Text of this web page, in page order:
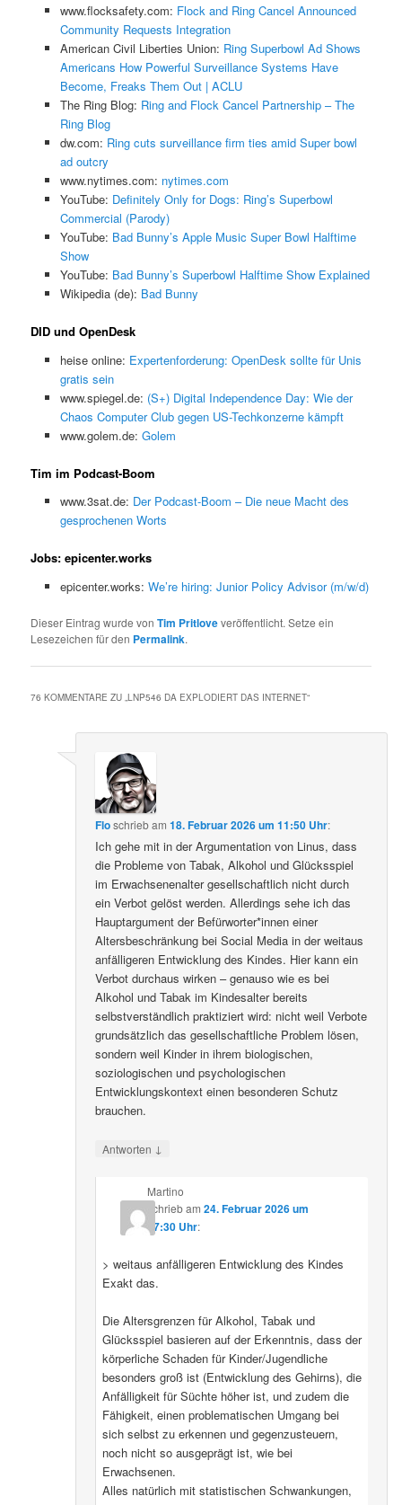
www.flocksafety.com: Flock and Ring Cancel Announced
Community Requests Integration
American Civil Liberties Union: Ring Superbowl Ad Shows
Americans How Powerful Surveillance Systems Have
Become, Freaks Them Out | ACLU
The Ring Blog: Ring and Flock Cancel Partnership – The
Ring Blog
dw.com: Ring cuts surveillance firm ties amid Super bowl
ad outcry
www.nytimes.com: nytimes.com
YouTube: Definitely Only for Dogs: Ring’s Superbowl
Commercial (Parody)
YouTube: Bad Bunny’s Apple Music Super Bowl Halftime
Show
YouTube: Bad Bunny’s Superbowl Halftime Show Explained
Wikipedia (de): Bad Bunny
DID und OpenDesk
heise online: Expertenforderung: OpenDesk sollte für Unis
gratis sein
www.spiegel.de: (S+) Digital Independence Day: Wie der
Chaos Computer Club gegen US-Techkonzerne kämpft
www.golem.de: Golem
Tim im Podcast-Boom
www.3sat.de: Der Podcast-Boom – Die neue Macht des
gesprochenen Worts
Jobs: epicenter.works
epicenter.works: We’re hiring: Junior Policy Advisor (m/w/d)
Dieser Eintrag wurde vonTim Pritloveveröffentlicht. Setze ein
Lesezeichen für den Permalink.
76 KOMMENTARE ZU „LNP546 DA EXPLODIERT DAS INTERNET“
Floschriebam18. Februar 2026 um 11:50 Uhr:
Ich gehe mit in der Argumentation von Linus, dass
die Probleme von Tabak, Alkohol und Glücksspiel
im Erwachsenenalter gesellschaftlich nicht durch
ein Verbot gelöst werden. Allerdings sehe ich das
Hauptargument der Befürworter*innen einer
Altersbeschränkung bei Social Media in der weitaus
anfälligeren Entwicklung des Kindes. Hier kann ein
Verbot durchaus wirken – genauso wie es bei
Alkohol und Tabak im Kindesalter bereits
selbstverständlich praktiziert wird: nicht weil Verbote
grundsätzlich das gesellschaftliche Problem lösen,
sondern weil Kinder in ihrem biologischen,
soziologischen und psychologischen
Entwicklungskontext einen besonderen Schutz
brauchen.
Antworten ↓
Martino
schriebam 24. Februar 2026 um
07:30 Uhr:
> weitaus anfälligeren Entwicklung des Kindes
Exakt das.
Die Altersgrenzen für Alkohol, Tabak und
Glücksspiel basieren auf der Erkenntnis, dass der
körperliche Schaden für Kinder/Jugendliche
besonders groß ist (Entwicklung des Gehirns), die
Anfälligkeit für Süchte höher ist, und zudem die
Fähigkeit, einen problematischen Umgang bei
sich selbst zu erkennen und gegenzusteuern,
noch nicht so ausgeprägt ist, wie bei
Erwachsenen.
Alles natürlich mit statistischen Schwankungen,